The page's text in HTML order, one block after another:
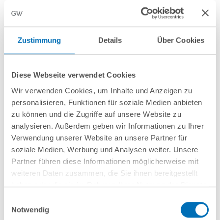
Zustimmung Details Über Cookies
Diese Webseite verwendet Cookies
Wir verwenden Cookies, um Inhalte und Anzeigen zu
personalisieren, Funktionen für soziale Medien anbieten
zu können und die Zugriffe auf unsere Website zu
analysieren. Außerdem geben wir Informationen zu Ihrer
Verwendung unserer Website an unsere Partner für
soziale Medien, Werbung und Analysen weiter. Unsere
Partner führen diese Informationen möglicherweise mit
weiteren Daten zusammen, die Sie ihnen bereitgestellt
haben oder die sie im Rahmen Ihrer Nutzung der Dienste
Cookies, wenn Sie unsere Webseite weiterhin nutzen.
Notwendig
Hendrik Stamm
Assoziierter Partner
h.stamm@gvw.com
Anfahrt/Ort